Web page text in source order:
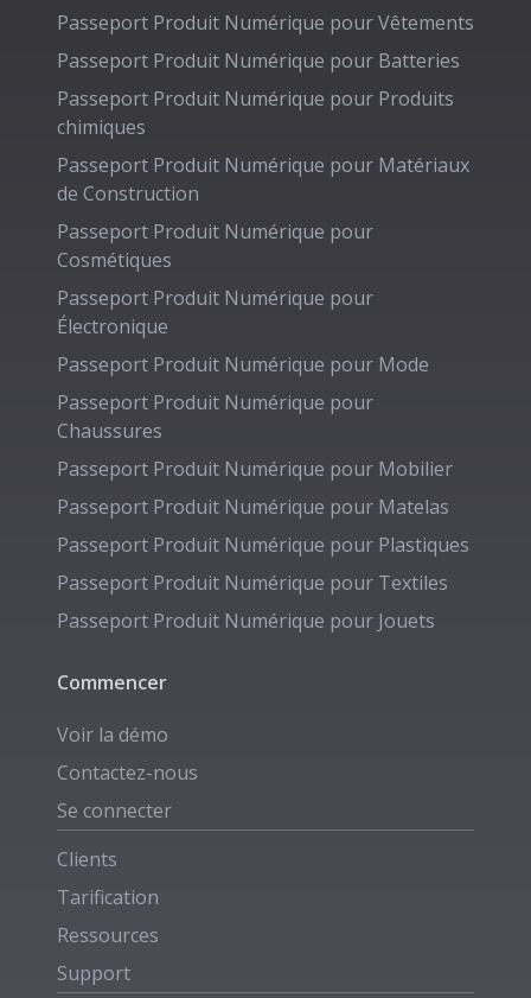
Passeport Produit Numérique pourVêtements
Passeport Produit Numérique pour Batteries
Passeport Produit Numérique pour Produits
chimiques
Passeport Produit Numérique pour Matériaux
de Construction
Passeport Produit Numérique pour
Cosmétiques
Passeport Produit Numérique pour
Électronique
Passeport Produit Numérique pour Mode
Passeport Produit Numérique pour
Chaussures
Passeport Produit Numérique pour Mobilier
Passeport Produit Numérique pour Matelas
Passeport Produit Numérique pour Plastiques
Passeport Produit Numérique pour Textiles
Passeport Produit Numérique pour Jouets
Commencer
Voir la démo
Contactez-nous
Se connecter
Clients
Tarification
Ressources
Support